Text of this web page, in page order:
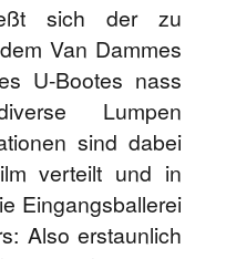
sich der zu
Van Dammes
U-Bootes nass
Lumpen
sind dabei
verteilt und in
Eingangsballerei
Also erstaunlich